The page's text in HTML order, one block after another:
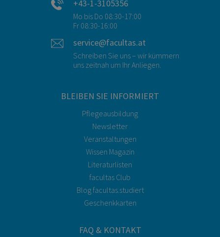
+43-1-3105356
Mo bis Do 08:30-17:00
Fr 08:30-16:00
service@facultas.at
Schreiben Sie uns – wir kümmern
uns zeitnah um Ihr Anliegen.
BLEIBEN SIE INFORMIERT
Pflegeausbildung
Newsletter
Veranstaltungen
Wissen Magazin
Literaturlisten
facultas Club
Blog facultas.studiert
Geschenkkarten
FAQ & KONTAKT